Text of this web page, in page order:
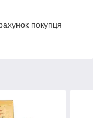
покупця